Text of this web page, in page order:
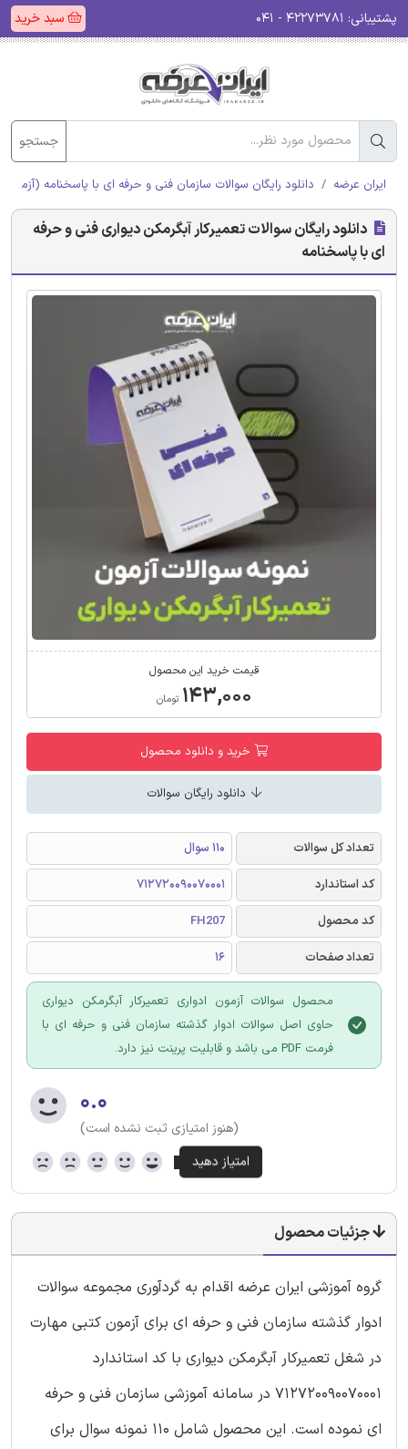
پشتیبانی: سبد خرید
جستجو
ایران عرضه دانلود رایگان سوالات سازمان فنی و حرفه ای با پاسخنامه (آزمون
دانلود رایگان سوالات تعمیرکار آبگرمکن دیواری فنی و حرفه
ای با پاسخنامه
قیمت خرید این محصول
۱۴۳,۰۰۰ تومان
خرید و دانلود محصول
دانلود رایگان سوالات
تعداد کل سوالات
110 سوال
کد استاندارد
712720090070001
کد محصول
FH207
تعداد صفحات
16
محصول سوالات آزمون ادواری تعمیرکار آبگرمکن دیواری
حاوی اصل سوالات ادوار گذشته سازمان فنی و حرفه ای با
فرمت PDF می باشد و قابلیت پرینت نیز دارد.
۰.۰
(هنوز امتیازی ثبت نشده است)
جزئیات محصول
گروه آموزشی ایران عرضه اقدام به گردآوری مجموعه سوالات
ادوار گذشته سازمان فنی و حرفه ای برای آزمون کتبی مهارت
در شغل تعمیرکار آبگرمکن دیواری با کد استاندارد
712720090070001 در سامانه آموزشی سازمان فنی و حرفه
ای نموده است. این محصول شامل 110 نمونه سوال برای